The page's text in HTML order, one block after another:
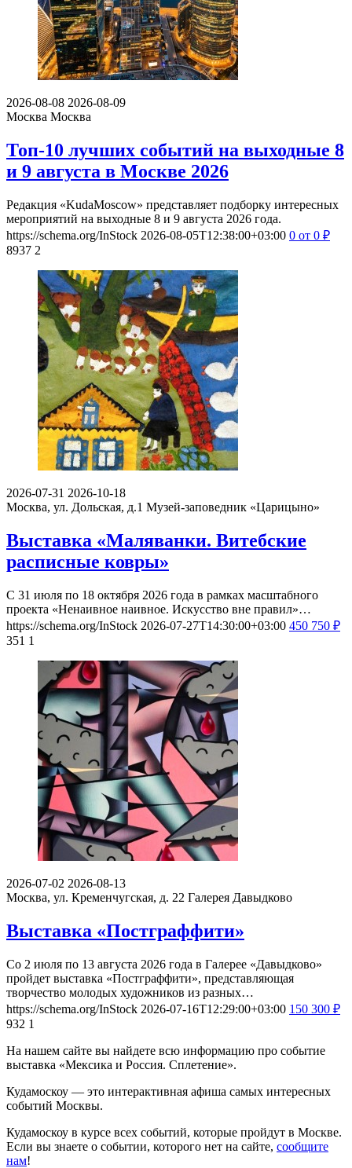
2026-08-08 2026-08-09
Москва Москва
Топ-10 лучших событий на выходные 8
и 9 августа в Москве 2026
Редакция «KudaMoscow» представляет подборку интересных
мероприятий на выходные 8 и 9 августа 2026 года.
https://schema.org/InStock 2026-08-05T12:38:00+03:00 0 от 0 ₽
8937 2
2026-07-31 2026-10-18
Москва, ул. Дольская, д.1 Музей-заповедник «Царицыно»
Выставка «Маляванки. Витебские
расписные ковры»
С 31 июля по 18 октября 2026 года в рамках масштабного
проекта «Ненаивное наивное. Искусство вне правил»…
https://schema.org/InStock 2026-07-27T14:30:00+03:00 450 750 ₽
351 1
2026-07-02 2026-08-13
Москва, ул. Кременчугская, д. 22 Галерея Давыдково
Выставка «Постграффити»
Со 2 июля по 13 августа 2026 года в Галерее «Давыдково»
пройдет выставка «Постграффити», представляющая
творчество молодых художников из разных…
https://schema.org/InStock 2026-07-16T12:29:00+03:00 150 300 ₽
932 1
На нашем сайте вы найдете всю информацию про событие
выставка «Мексика и Россия. Сплетение».
Кудамоскоу — это интерактивная афиша самых интересных
событий Москвы.
Кудамоскоу в курсе всех событий, которые пройдут в Москве.
Если вы знаете о событии, которого нет на сайте, сообщите
нам!